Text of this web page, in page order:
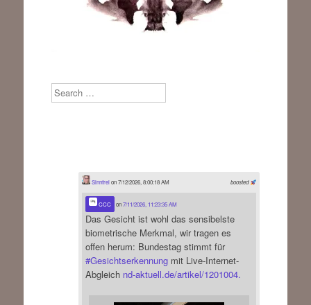
Search
boosted
Sinnfreion 7/12/2026, 8:00:18 AM
CCC on7/11/2026, 11:23:35 AM
Das Gesicht ist wohl das sensibelste
biometrische Merkmal, wir tragen es
offen herum: Bundestag stimmt für
#Gesichtserkennungmit Live-Internet-
Abgleich nd-aktuell.de/artikel/1201004.